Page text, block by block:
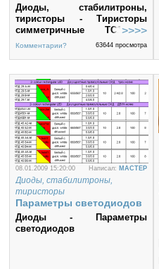
Диоды, стабилитроны,
тиристоры - Тиристоры
симметричные ТС106-10,
ТС112-10, ТС112-16, ТС122-20,
ТС122-25, ТС13240, ТС132-50,
Комментарии? 63644 просмотра
08.01.2009 15:20:00 Написал: MACTEP
Диоды, стабилитроны,
тиристоры
Параметры светодиодов
Диоды - Параметры
светодиодов